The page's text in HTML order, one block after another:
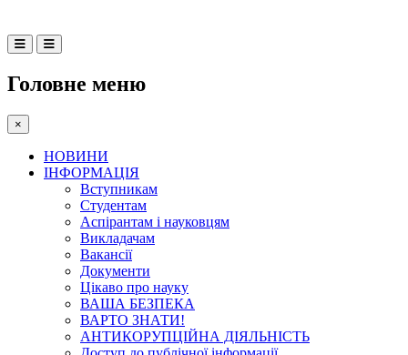
Головне меню
×
НОВИНИ
ІНФОРМАЦІЯ
Вступникам
Студентам
Аспірантам і науковцям
Викладачам
Вакансії
Документи
Цікаво про науку
ВАША БЕЗПЕКА
ВАРТО ЗНАТИ!
АНТИКОРУПЦІЙНА ДІЯЛЬНІСТЬ